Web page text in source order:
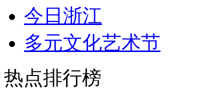
今日浙江
多元文化艺术节
热点排行榜